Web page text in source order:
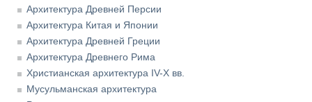
Архитектура Древней Персии
Архитектура Китая и Японии
Архитектура Древней Греции
Архитектура Древнего Рима
Христианская архитектура IV-X вв.
Мусульманская архитектура